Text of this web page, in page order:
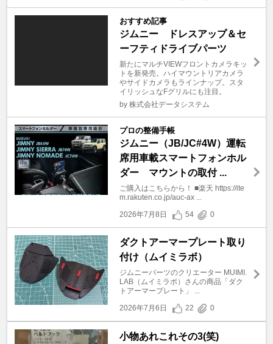
おすすめ記事
ジムニー ドレスアップ＆セ
ーフティドライブパーツ
新たにマルチVIEWフロントカメラキッ
トを新発売。ハイマウントリアカメラ
やサイドカメラもラインナップ。スタ
イリッシュなFグリルにも注目。
by 株式会社データシステム
プロの整備手帳
ジムニー（JB/JC#4W）運転
席用車載スマートフォンホル
ダー マウントの取付 ...
ご購入はこちらから！ ■楽天 https://ite
m.rakuten.co.jp/auc-ax ...
2026年7月8日
54 0
ダクトアーマープレート取り
付け（ムイミラボ）
ジムニーパーツのクリエーター MUIMI.
LAB（ムイミラボ）さんの商品「ダク
トアーマープレート」 ...
2026年7月6日
22 0
小物あれこれその3(笑)